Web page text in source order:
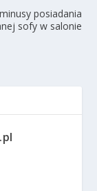
posiadania
sofy w salonie